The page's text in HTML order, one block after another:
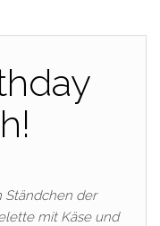
der
mit Käse und